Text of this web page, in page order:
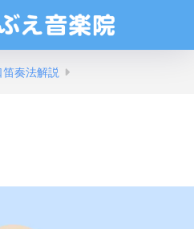
笛奏法解説